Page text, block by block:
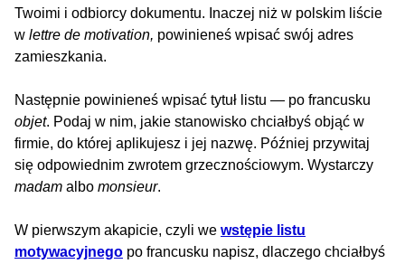
Twoimi i odbiorcy dokumentu. Inaczej niż w polskim liście
w lettre de motivation, powinieneś wpisać swój adres
zamieszkania.
Następnie powinieneś wpisać tytuł listu — po francusku
objet. Podaj w nim, jakie stanowisko chciałbyś objąć w
firmie, do której aplikujesz i jej nazwę. Później przywitaj
się odpowiednim zwrotem grzecznościowym. Wystarczy
madam albo monsieur.
W pierwszym akapicie, czyli we wstępie listu
motywacyjnego po francusku napisz, dlaczego chciałbyś